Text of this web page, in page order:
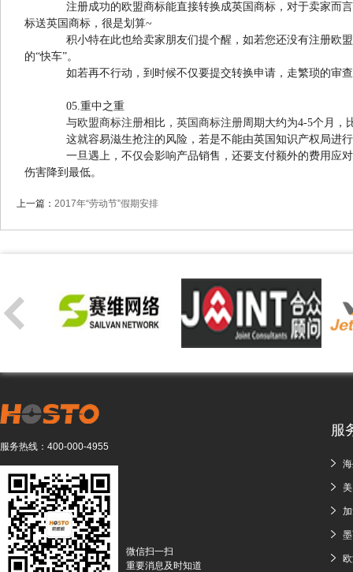
注册成功的欧盟商标能直接转换成英国商标，对于卖家而言
标送英国商标，很是划算~
积小特在此也给卖家朋友们提个醒，如若您还没有注册欧盟
的“快车”。
如若再不行动，到时候不仅要提交转换申请，走繁琐的审
05.重中之重
与欧盟商标注册相比， 英国商标注册周期大约为4-5个月，
这就容易滋生抢注的风险，若是不能由英国知识产权局进行
一旦遇上，不仅会影响产品销售，还要支付额外的费用应对
伤害降到最低。
上一篇： 2017年“劳动节”假期安排
服务热线： 400-000-4955
微信扫一扫
重要消息及时知道
服